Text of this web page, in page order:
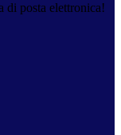
di posta elettronica!